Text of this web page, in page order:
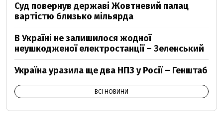
Суд повернув державі Жовтневий палац
вартістю близько мільярда
В Україні не залишилося жодної
неушкодженої електростанції – Зеленський
Україна уразила ще два НПЗ у Росії – Генштаб
ВСІ НОВИНИ